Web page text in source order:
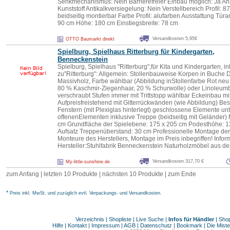
Senkmechanismus: Nein Barrierefreier Einbau möglich: Ja
Kunststoff Antikalkversiegelung: Nein Verstellbereich Profil:
beidseitig montierbar Farbe Profil: alufarben Ausstattung
90 cm Höhe: 180 cm Einstiegsbreite: 78 cm
OTTO Baumarkt direkt Versandkosten 5,95€
Spielburg, Spielhaus Ritterburg für Kindergarten,
Benneckenstein
Spielburg, Spielhaus "Ritterburg",für Kita und Kindergarten,
zu"Ritterburg": Allgemein: Stollenbauweise Korpen in Buche
Massivholz, Farbe wählbar (Abbildung inStollenfarbe Rot
80 % Kaschmir-Ziegenhaar, 20 % Schurwolle) oder
verschraubt Stufen immer mit Trittstopp wählbar Eckeinbau
Aufpreisfreistehend mit Gitterrückwänden (wie Abbildung)
Fenstern (mit Plexiglas hinterlegt) geschlossene Elemente
offenenElementen inklusive Treppe (beidseitig mit Geländer)
cm Grundfläche der Spielebene: 175 x 205 cm Podesthöhe:
Aufsatz Treppenüberstand: 30 cm Professionelle Montage
Monteure des Herstellers, Montage im Preis inbegriffen!
Hersteller:Stuhlfabrik Benneckenstein Naturholzmöbel aus
My-little-sunshine.de Versandkosten 317,70 €
zum Anfang letzten 10 Produkte nächsten 10 Produkte zum Ende
* Preis inkl. MwSt. und zuzüglich evtl. Verpackungs- und Versandkosten.
Verzeichnis | Shopliste| Live Suche| Infos für Händler|
Hilfe | Kontakt | Impressum | AGB | Datenschutz | Bookmark | Die